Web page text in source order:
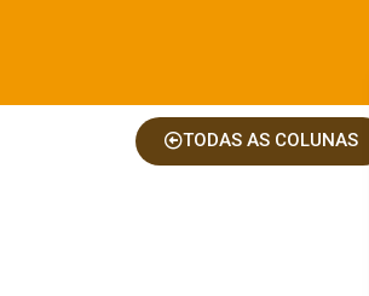
TODAS AS COLUNAS